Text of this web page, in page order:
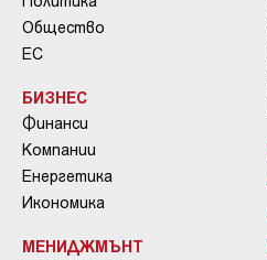
Общество
ЕС
БИЗНЕС
Финанси
Компании
Енергетика
Икономика
МЕНИДЖМЪНТ